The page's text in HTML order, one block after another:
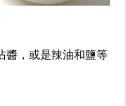
醬，或是辣油和鹽等